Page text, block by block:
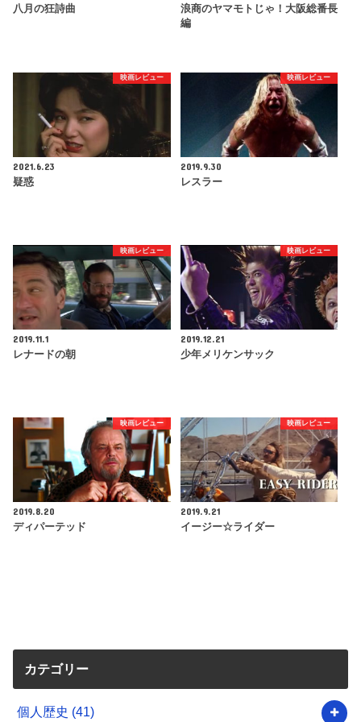
八月の狂詩曲
浪商のヤマモトじゃ！大阪総番長
編
映画レビュー
2021.6.23
疑惑
映画レビュー
2019.9.30
レスラー
映画レビュー
2019.11.1
レナードの朝
映画レビュー
2019.12.21
少年メリケンサック
映画レビュー
2019.8.20
ディパーテッド
映画レビュー
2019.9.21
イージー☆ライダー
カテゴリー
個人歴史 (41)